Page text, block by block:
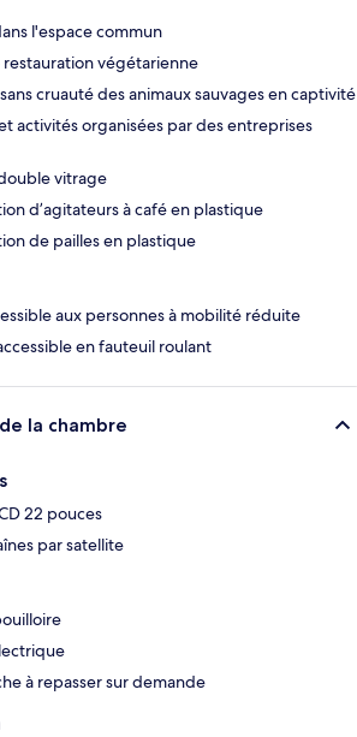
l'espace commun
végétarienne
cruauté des animaux sauvages en captivité
activités organisées par des entreprises
vitrage
d’agitateurs à café en plastique
de pailles en plastique
aux personnes à mobilité réduite
en fauteuil roulant
la chambre
22 pouces
par satellite
à repasser sur demande